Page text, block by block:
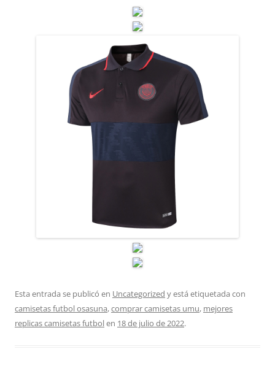
Esta entrada se publicó en Uncategorized y está etiquetada con
camisetas futbol osasuna,comprar camisetas umu, mejores
replicas camisetas futbolen 18 de julio de 2022.